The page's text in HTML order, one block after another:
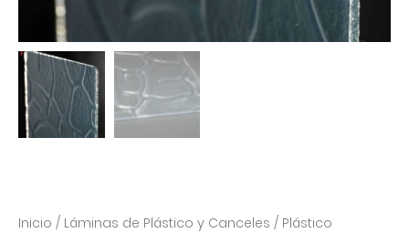
Inicio / Láminas de Plástico y Canceles / Plástico